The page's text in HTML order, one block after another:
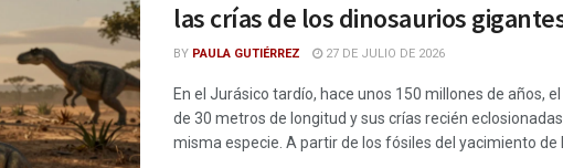
las crías de los dinosaurios
BY PAULA GUTIÉRREZ 27 DE JULIO DE 2026
En el Jurásico tardío, hace unos 150 millones de años,
de 30 metros de longitud y sus crías recién
misma especie. A partir de los fósiles del yacimiento de